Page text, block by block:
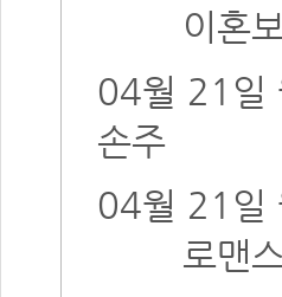
이혼
04월 21일
손주
04월 21일
로맨